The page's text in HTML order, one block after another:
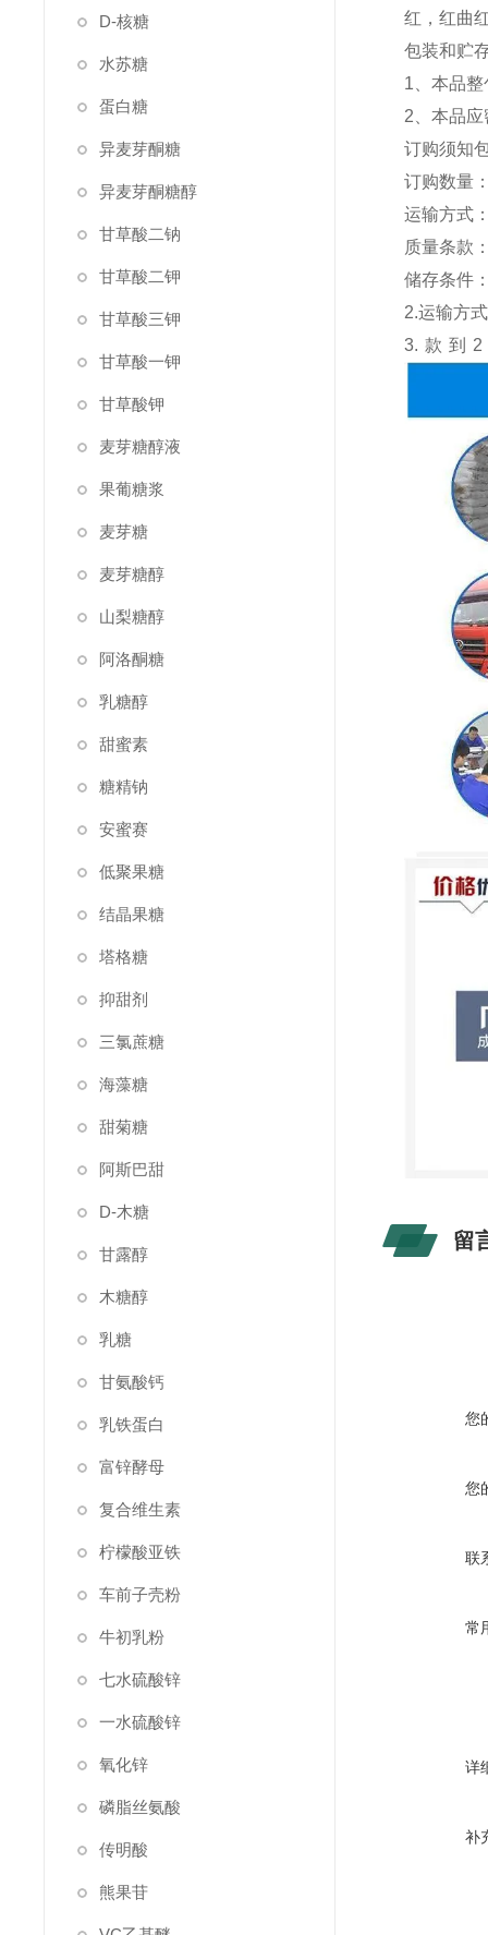
D-核糖
水苏糖
蛋白糖
异麦芽酮糖
异麦芽酮糖醇
甘草酸二钠
甘草酸二钾
甘草酸三钾
甘草酸一钾
甘草酸钾
麦芽糖醇液
果葡糖浆
麦芽糖
麦芽糖醇
山梨糖醇
阿洛酮糖
乳糖醇
甜蜜素
糖精钠
安蜜赛
低聚果糖
结晶果糖
塔格糖
抑甜剂
三氯蔗糖
海藻糖
甜菊糖
阿斯巴甜
D-木糖
甘露醇
木糖醇
乳糖
甘氨酸钙
乳铁蛋白
富锌酵母
复合维生素
柠檬酸亚铁
车前子壳粉
牛初乳粉
七水硫酸锌
一水硫酸锌
氧化锌
磷脂丝氨酸
传明酸
熊果苷
红，红曲
包装和贮
1、本品
2、本品
订购须知
订购数量
运输方式
质量条款
储存条件
2.运输方
3.款到
留
您
您
联
常
详
补